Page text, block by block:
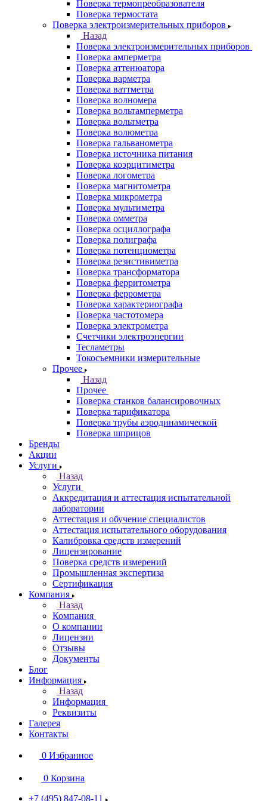
Поверка термопреобразователя
Поверка термостата
Поверка электроизмерительных приборов
Назад
Поверка электроизмерительных приборов
Поверка амперметра
Поверка аттенюатора
Поверка варметра
Поверка ваттметра
Поверка волномера
Поверка вольтамперметра
Поверка вольтметра
Поверка волюметра
Поверка гальванометра
Поверка источника питания
Поверка коэрцитиметра
Поверка логометра
Поверка магнитометра
Поверка микрометра
Поверка мультиметра
Поверка омметра
Поверка осциллографа
Поверка полиграфа
Поверка потенциометра
Поверка резистивиметра
Поверка трансформатора
Поверка ферритометра
Поверка феррометра
Поверка характериографа
Поверка частотомера
Поверка электрометра
Счетчики электроэнергии
Тесламетры
Токосъемники измерительные
Прочее
Назад
Прочее
Поверка станков балансировочных
Поверка тарификатора
Поверка трубы аэродинамической
Поверка шприцов
Бренды
Акции
Услуги
Назад
Услуги
Аккредитация и аттестация испытательной
лаборатории
Аттестация и обучение специалистов
Аттестация испытательного оборудования
Калибровка средств измерений
Лицензирование
Поверка средств измерений
Промышленная экспертиза
Сертификация
Компания
Назад
Компания
О компании
Лицензии
Отзывы
Документы
Блог
Информация
Назад
Информация
Реквизиты
Галерея
Контакты
0 Избранное
0 Корзина
+7 (495) 847-08-11